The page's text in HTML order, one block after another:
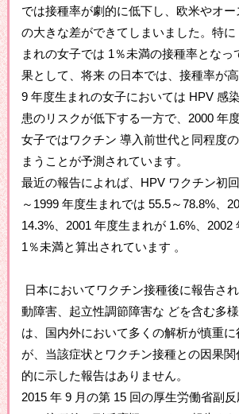
では接種率が劇的に低下し、欧米やオー
の大きな差ができてしまいました。特に
まれの女子では 1％未満の接種率となっ
果として、将来 の日本では、接種率が
9 年度生まれの女子においては HPV 感
患のリスクが低下する一方で、2000 年
女子ではワクチン 導入前世代と同程度
まうことが予測されています。
最近の報告によれば、HPV ワクチン初
～1999 年度生まれでは 55.5～78.8%、
14.3%、2001 年度生まれが 1.6%、2002
1％未満と算出されています 。
日本においてワクチン接種後に報告さ
動障害、起立性調節障害な どを含む多
は、国内外において多くの解析が慎重
が、当該症状とワクチン接種との因果
的に示した報告はありません。
2015 年 9 月の第 15 回の厚生労働省副